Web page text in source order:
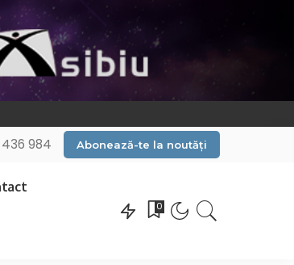
984 Abonează-te la noutăți
0